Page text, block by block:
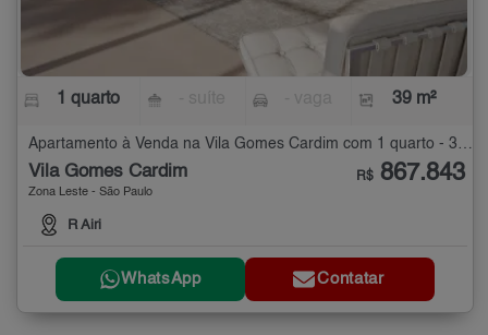
1 quarto 39 m²
Apartamento à Venda na Vila Gomes Cardim com 1 quarto - 39 m²
Vila Gomes Cardim
Zona Leste - São Paulo
R Airi
R$ 867.843
WhatsApp Contatar